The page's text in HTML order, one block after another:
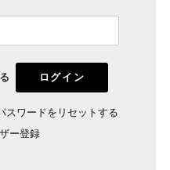
スワードをリセットする
ー登録